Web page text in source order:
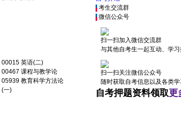
00015 英语(二)
00467 课程与教学论
05939 教育科学方法论
(一)
考生交流群
微信公众号
扫一扫加入微信交流群
与其他自考生一起互动、学习
扫一扫关注微信公众号
随时获取自考信息以及各类
自考押题资料领取更